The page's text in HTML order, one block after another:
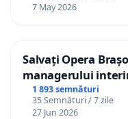
7 May 2026
Salvați Opera
managerului
1 893 semnături
35 Semnături / 7 zile
27 Jun 2026